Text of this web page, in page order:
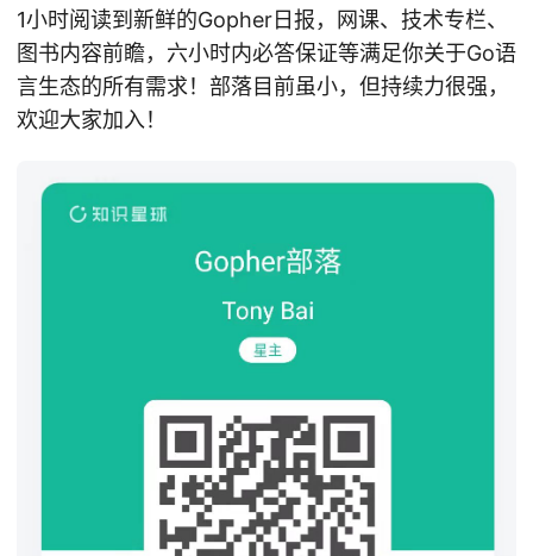
1小时阅读到新鲜的Gopher日报，网课、技术专栏、
图书内容前瞻，六小时内必答保证等满足你关于Go语
言生态的所有需求！部落目前虽小，但持续力很强，
欢迎大家加入！